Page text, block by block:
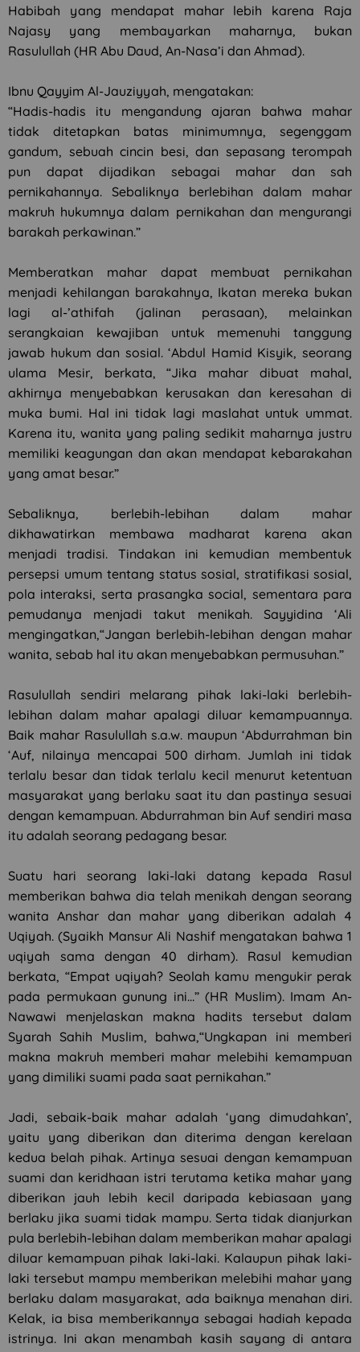
Habibah yang mendapat mahar lebih karena Raja
Najasy yang membayarkan maharnya, bukan
Rasulullah (HR Abu Daud, An-Nasa’i dan Ahmad).
Ibnu Qayyim Al-Jauziyyah, mengatakan:
“Hadis-hadis itu mengandung ajaran bahwa mahar
tidak ditetapkan batas minimumnya, segenggam
gandum, sebuah cincin besi, dan sepasang terompah
pun dapat dijadikan sebagai mahar dan sah
pernikahannya. Sebaliknya berlebihan dalam mahar
makruh hukumnya dalam pernikahan dan mengurangi
barakah perkawinan.”
Memberatkan mahar dapat membuat pernikahan
menjadi kehilangan barakahnya, Ikatan mereka bukan
lagi al-’athifah (jalinan perasaan), melainkan
serangkaian kewajiban untuk memenuhi tanggung
jawab hukum dan sosial. ‘Abdul Hamid Kisyik, seorang
ulama Mesir, berkata, “Jika mahar dibuat mahal,
akhirnya menyebabkan kerusakan dan keresahan di
muka bumi. Hal ini tidak lagi maslahat untuk ummat.
Karena itu, wanita yang paling sedikit maharnya justru
memiliki keagungan dan akan mendapat kebarakahan
yang amat besar.”
Sebaliknya, berlebih-lebihan dalam mahar
dikhawatirkan membawa madharat karena akan
menjadi tradisi. Tindakan ini kemudian membentuk
persepsi umum tentang status sosial, stratifikasi sosial,
pola interaksi, serta prasangka social, sementara para
pemudanya menjadi takut menikah. Sayyidina ‘Ali
mengingatkan,“Jangan berlebih-lebihan dengan mahar
wanita, sebab hal itu akan menyebabkan permusuhan.”
Rasulullah sendiri melarang pihak laki-laki berlebih-
lebihan dalam mahar apalagi diluar kemampuannya.
Baik mahar Rasulullah s.a.w. maupun ‘Abdurrahman bin
‘Auf, nilainya mencapai 500 dirham. Jumlah ini tidak
terlalu besar dan tidak terlalu kecil menurut ketentuan
masyarakat yang berlaku saat itu dan pastinya sesuai
dengan kemampuan. Abdurrahman bin Auf sendiri masa
itu adalah seorang pedagang besar.
Suatu hari seorang laki-laki datang kepada Rasul
memberikan bahwa dia telah menikah dengan seorang
wanita Anshar dan mahar yang diberikan adalah 4
Uqiyah. (Syaikh Mansur Ali Nashif mengatakan bahwa 1
uqiyah sama dengan 40 dirham). Rasul kemudian
berkata, “Empat uqiyah? Seolah kamu mengukir perak
pada permukaan gunung ini…” (HR Muslim). Imam An-
Nawawi menjelaskan makna hadits tersebut dalam
Syarah Sahih Muslim, bahwa,“Ungkapan ini memberi
makna makruh memberi mahar melebihi kemampuan
yang dimiliki suami pada saat pernikahan.”
Jadi, sebaik-baik mahar adalah ‘yang dimudahkan’,
yaitu yang diberikan dan diterima dengan kerelaan
kedua belah pihak. Artinya sesuai dengan kemampuan
suami dan keridhaan istri terutama ketika mahar yang
diberikan jauh lebih kecil daripada kebiasaan yang
berlaku jika suami tidak mampu. Serta tidak dianjurkan
pula berlebih-lebihan dalam memberikan mahar apalagi
diluar kemampuan pihak laki-laki. Kalaupun pihak laki-
laki tersebut mampu memberikan melebihi mahar yang
berlaku dalam masyarakat, ada baiknya menahan diri.
Kelak, ia bisa memberikannya sebagai hadiah kepada
istrinya. Ini akan menambah kasih sayang di antara